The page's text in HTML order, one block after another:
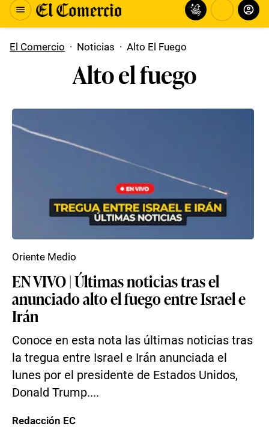
El Comercio · Noticias · Alto El Fuego
Alto el fuego
EN VIVO | Últimas noticias tras el
anunciado alto el fuego entre Israel e
Irán
Conoce en esta nota las últimas noticias tras
la tregua entre Israel e Irán anunciada el
lunes por el presidente de Estados Unidos,
Donald Trump....
Oriente Medio
Redacción EC